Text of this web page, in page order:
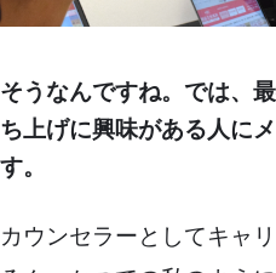
そうなんですね。では、
ち上げに興味がある人に
す。
カウンセラーとしてキャ